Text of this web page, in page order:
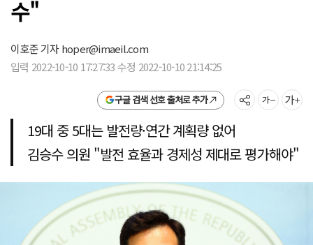
수"
이호준 기자hoper@imaeil.com
입력 2022-10-10 17:27:33 수정 2022-10-10 21:14:25
구글 검색 선호 출처로 추가
19대 중 5대는 발전량·연간 계획량 없어
김승수 의원 "발전 효율과 경제성 제대로 평가해야"